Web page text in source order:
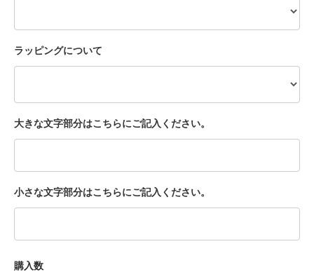
ラッピングについて
大きな文字部分はこちらにご記入ください。
小さな文字部分はこちらにご記入ください。
購入数